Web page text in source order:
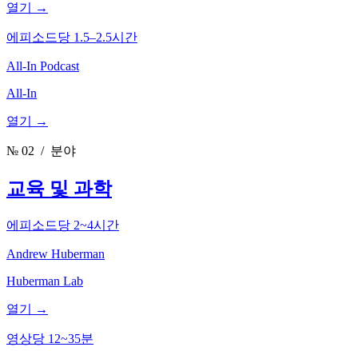
열기 →
에피소드당 1.5–2.5시간
All-In Podcast
All-In
열기 →
№ 02 / 분야
교육 및 과학
에피소드당 2~4시간
Andrew Huberman
Huberman Lab
열기 →
영상당 12~35분